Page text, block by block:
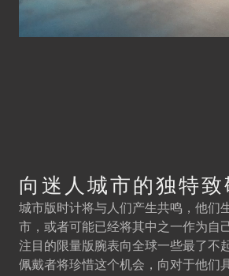
向迷人城市的独特致
城市版时计将与人们产生共鸣，他们
市，或者可能已经将其中之一作为自
注目的限量版腕表向全球一些最了不
佩戴者将珍惜这个机会，向对于他们